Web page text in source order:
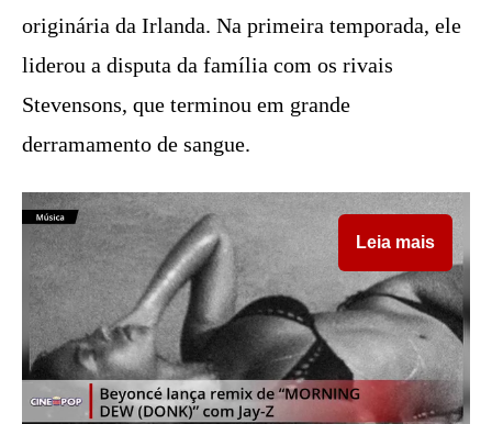
originária da Irlanda. Na primeira temporada, ele
liderou a disputa da família com os rivais
Stevensons, que terminou em grande
derramamento de sangue.
Leia mais